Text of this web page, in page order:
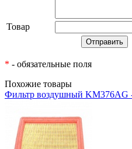
Товар
* - обязательные поля
Похожие товары
Фильтр воздушный KM376AG